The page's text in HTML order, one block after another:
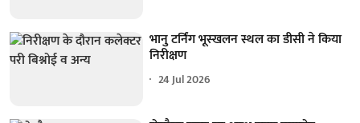
भानु टर्निंग भूस्खलन स्थल का डीसी ने किया
निरीक्षण
24 Jul 2026